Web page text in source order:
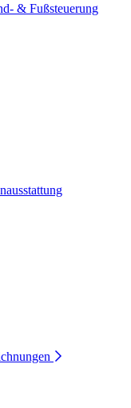
& Fußsteuerung